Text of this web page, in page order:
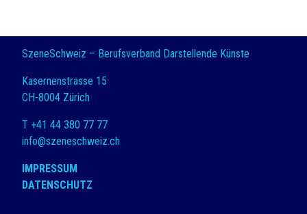
SzeneSchweiz – Berufsverband Darstellende Künste
Kasernenstrasse 15
CH-8004 Zürich
T +41 44 380 77 77
info@szeneschweiz.ch
IMPRESSUM
DATENSCHUTZ